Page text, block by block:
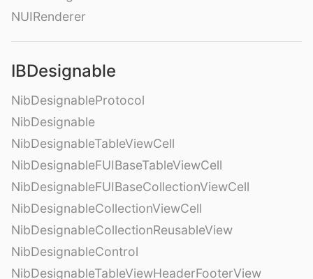
NUIRenderer
IBDesignable
NibDesignableProtocol
NibDesignable
NibDesignableTableViewCell
NibDesignableFUIBaseTableViewCell
NibDesignableFUIBaseCollectionViewCell
NibDesignableCollectionViewCell
NibDesignableCollectionReusableView
NibDesignableControl
NibDesignableTableViewHeaderFooterView